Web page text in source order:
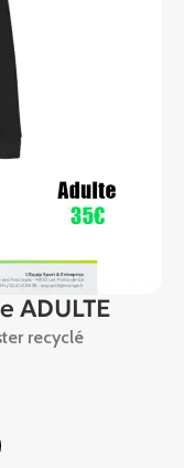
ADULTE
recyclé